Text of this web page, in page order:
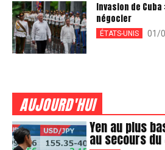
Invasion de
négocier
ÉTATS-UNIS 01/
AUJOURD'HUI
Yen au plus
au secours du